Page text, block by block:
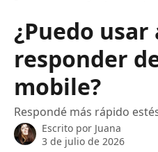
¿Puedo
responder
mobile?
Respondé más rápido
Escrito por Juana
3 de julio de 2026